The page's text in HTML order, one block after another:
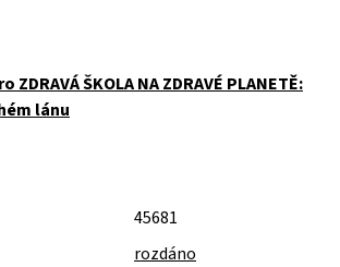
ŠKOLA NA ZDRAVÉ PLANETĚ:
lánu
45681
rozdáno